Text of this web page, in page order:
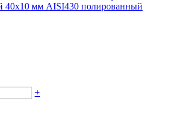
40х10 мм AISI430 полированный
+